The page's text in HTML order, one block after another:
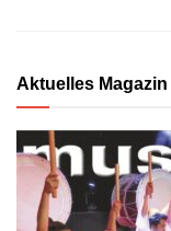
Aktuelles Magazin